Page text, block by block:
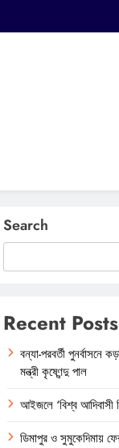
Search
Recent Posts
বন্যা-পরবর্তী পুনর্বাসনে
মন্ত্রী কৃষ্ণেন্দু পাল
আইজলে ‘বিশ্ব আদিবাসী
ডিমাপুর ও সুমুকেদিমায়